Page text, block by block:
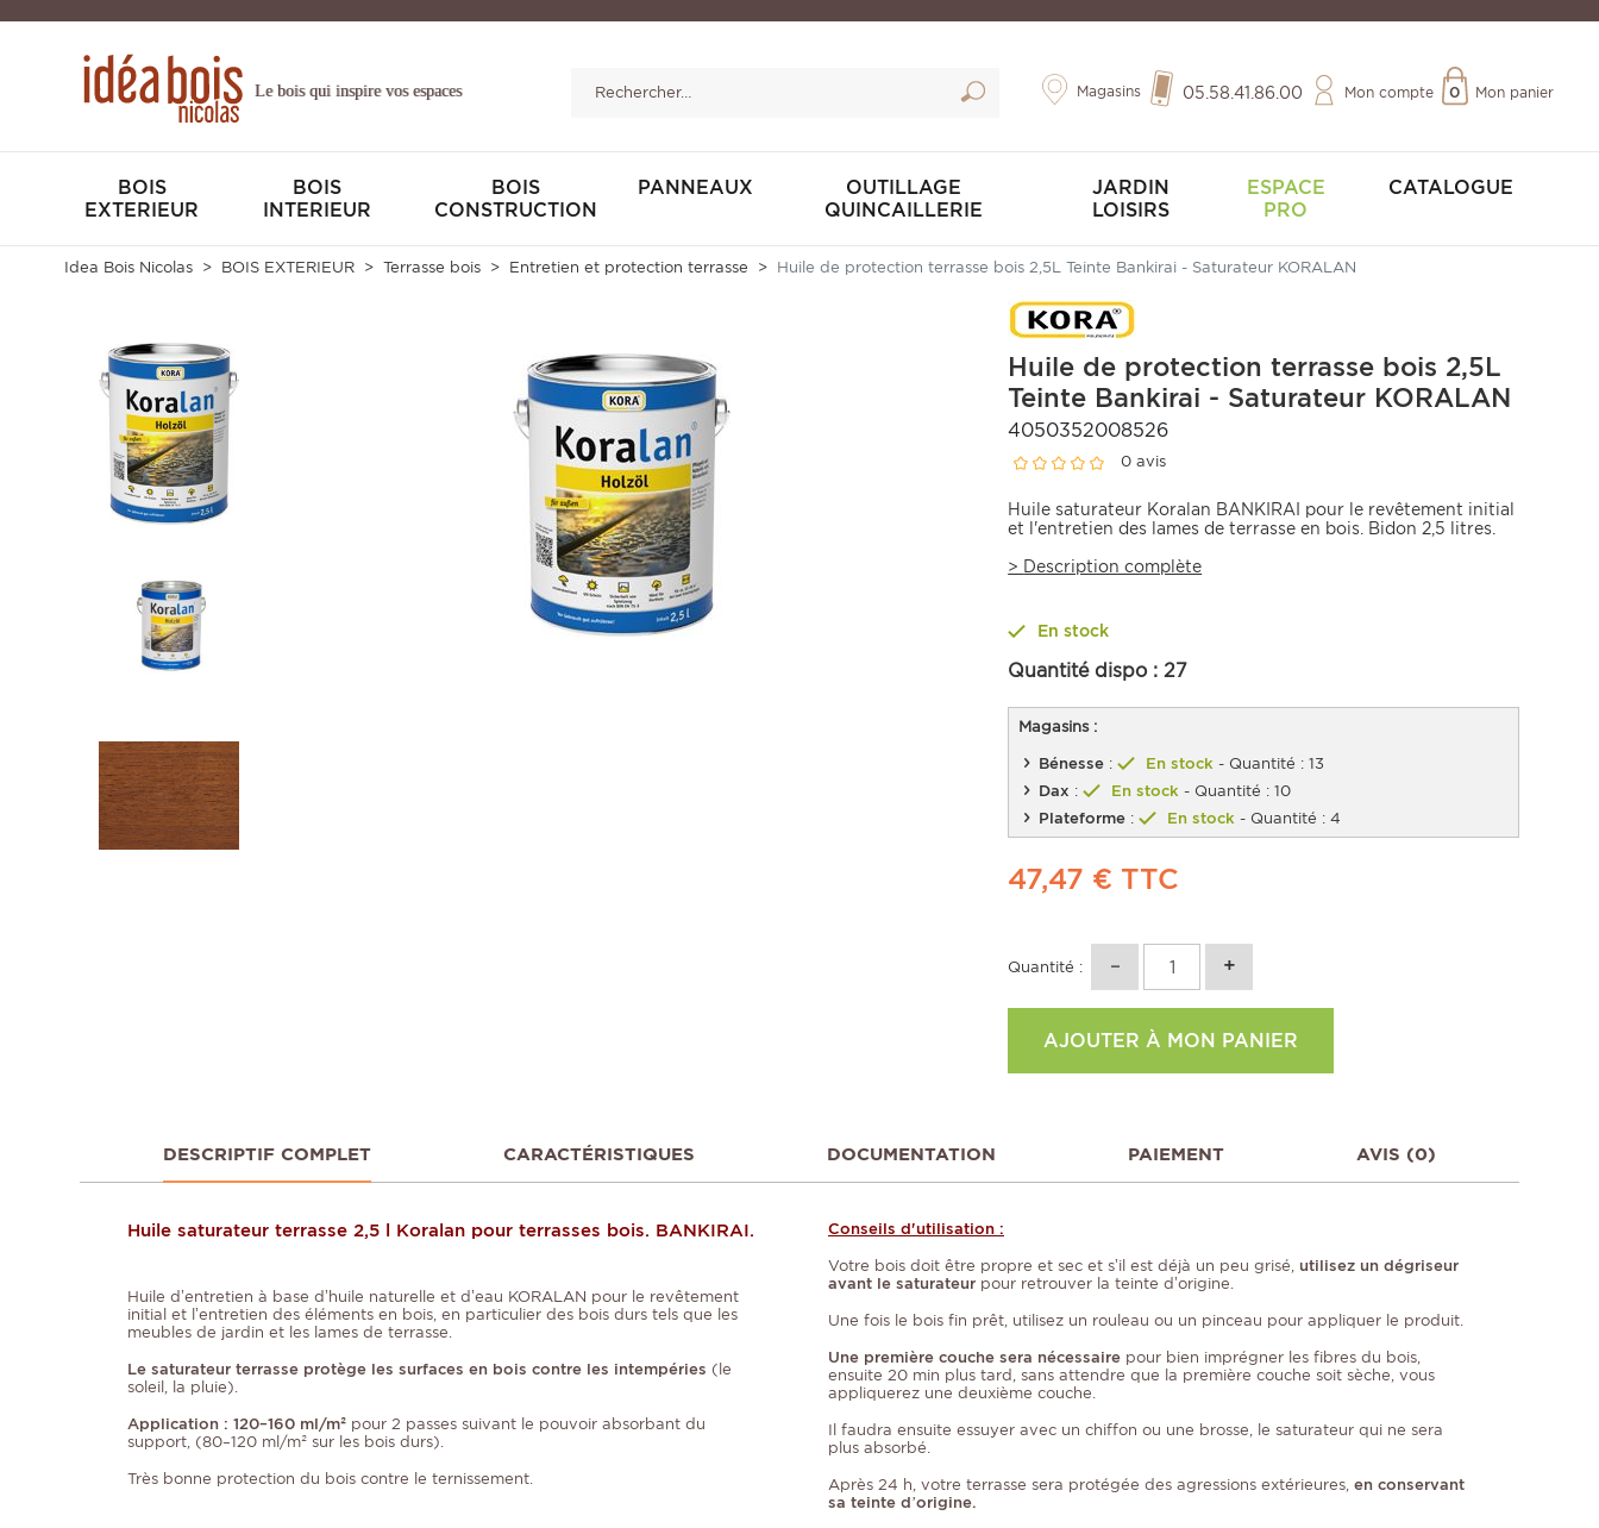
Le bois qui inspire vos espaces Magasins 05.58.41.86.00 Mon compte Mon panier
0
BOIS
EXTERIEUR
BOIS
INTERIEUR
BOIS
CONSTRUCTION
PANNEAUX
OUTILLAGE
QUINCAILLERIE
JARDIN
LOISIRS
ESPACE
PRO
CATALOGUE
Idea Bois Nicolas BOIS EXTERIEUR Terrasse bois Entretien et protection terrasse Huile de protection terrasse bois 2,5L Teinte Bankirai - Saturateur KORALAN
Huile de protection terrasse bois 2,5L
Teinte Bankirai - Saturateur KORALAN
4050352008526
0 avis
Huile saturateur Koralan BANKIRAI pour le revêtement initial
et l'entretien des lames de terrasse en bois. Bidon 2,5 litres.
> Description complète
En stock
Quantité dispo :27
Magasins :
Bénesse : En stock - Quantité : 13
Dax : En stock - Quantité : 10
Plateforme : En stock - Quantité : 4
47,47 € TTC
Quantité :
AJOUTER À MON PANIER
DESCRIPTIF COMPLET CARACTÉRISTIQUES DOCUMENTATION PAIEMENT AVIS (0)
Huile saturateur terrasse 2,5 l Koralan pour terrasses bois. BANKIRAI.
Huile d’entretien à base d’huile naturelle et d’eau KORALAN pour le revêtement
initial et l’entretien des éléments en bois, en particulier des bois durs tels que les
meubles de jardin et les lames de terrasse.
Le saturateur terrasse protège les surfaces en bois contre les intempéries (le
soleil, la pluie).
Application : 120–160 ml/m² pour 2 passes suivant le pouvoir absorbant du
support, (80–120 ml/m² sur les bois durs).
Très bonne protection du bois contre le ternissement.
Conseils d'utilisation :
Votre bois doit être propre et sec et s’il est déjà un peu grisé, utilisez un dégriseur
avant le saturateur pour retrouver la teinte d’origine.
Une fois le bois fin prêt, utilisez un rouleau ou un pinceau pour appliquer le produit.
Une première couche sera nécessaire pour bien imprégner les fibres du bois,
ensuite 20 min plus tard, sans attendre que la première couche soit sèche, vous
appliquerez une deuxième couche.
Il faudra ensuite essuyer avec un chiffon ou une brosse, le saturateur qui ne sera
plus absorbé.
Après 24 h, votre terrasse sera protégée des agressions extérieures, en conservant
sa teinte d’origine.